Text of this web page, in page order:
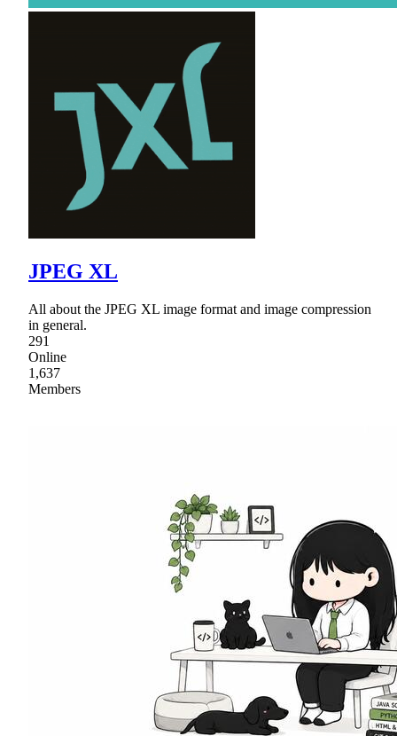
JPEG XL
All about the JPEG XL image format and image compression
in general.
291
Online
1,637
Members